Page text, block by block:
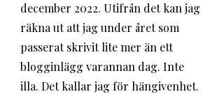
december 2022. Utifrån det kan jag
räkna ut att jag under året som
passerat skrivit lite mer än ett
blogginlägg varannan dag. Inte
illa. Det kallar jag för hängivenhet.